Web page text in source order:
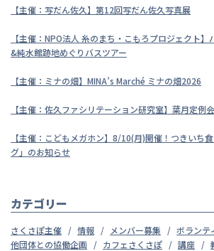
【主催：写だん佐久】第12回写だん佐久写真展
【主催：NPO法人 糸のまち・こもろプロジェクト
&純水館跡地めぐりバスツアー
【主催：ミナの畑】MINA’s Marché ミナの畑2026
【主催：佐久ファシリテーション研究室】葉月定例
【主催：こどもメガホン】8/10(月)開催！つきいち
グ」のお知らせ
カテゴリー
さくさぽ主催 情報 メンバー募集
ボランテ
他団体との協働企画
カフェさくさぽ 講座